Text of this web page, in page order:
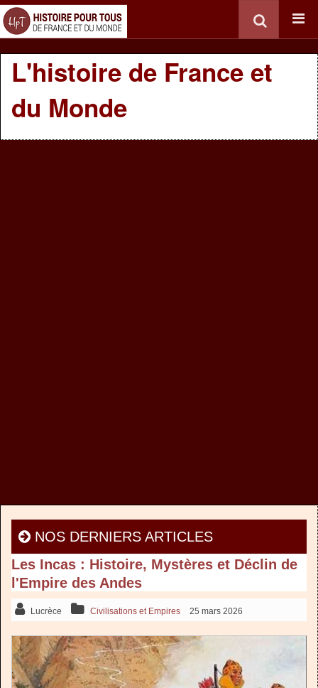
L'histoire de France et
du Monde
NOS DERNIERS ARTICLES
Les Incas : Histoire, Mystères et Déclin de
l'Empire des Andes
Lucrèce Civilisations et Empires 25 mars 2026